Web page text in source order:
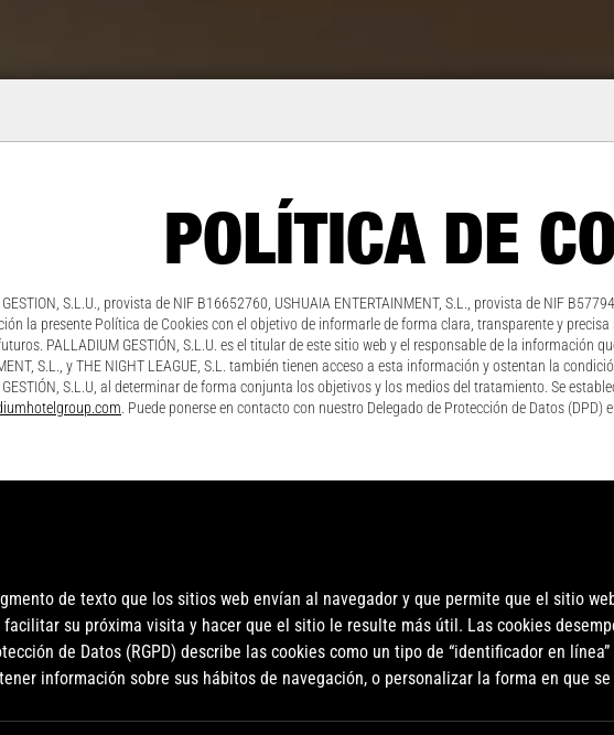
POLÍTICA DE
S.L.U., provista de NIF B16652760, USHUAIA ENTERTAINMENT, S.L., provista de NIF
la presente Política de Cookies con el objetivo de informarle de forma clara, transparente y
PALLADIUM GESTIÓN, S.L.U. es el titular de este sitio web y el responsable de la información
S.L., y THE NIGHT LEAGUE, S.L. también tienen acceso a esta información y ostentan la
GESTIÓN, S.L.U, al determinar de forma conjunta los objetivos y los medios del tratamiento. Se
. Puede ponerse en contacto con nuestro Delegado de Protección de Datos (DPD)
de texto que los sitios web envían al navegador y que permite que el sitio
su próxima visita y hacer que el sitio le resulte más útil. Las cookies
de Datos (RGPD) describe las cookies como un tipo de “identificador en
información sobre sus hábitos de navegación, o personalizar la forma en que